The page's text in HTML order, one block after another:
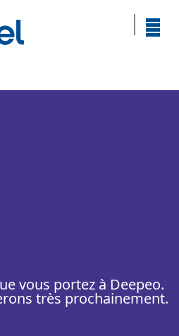
vous portez à Deepeo.
très prochainement.